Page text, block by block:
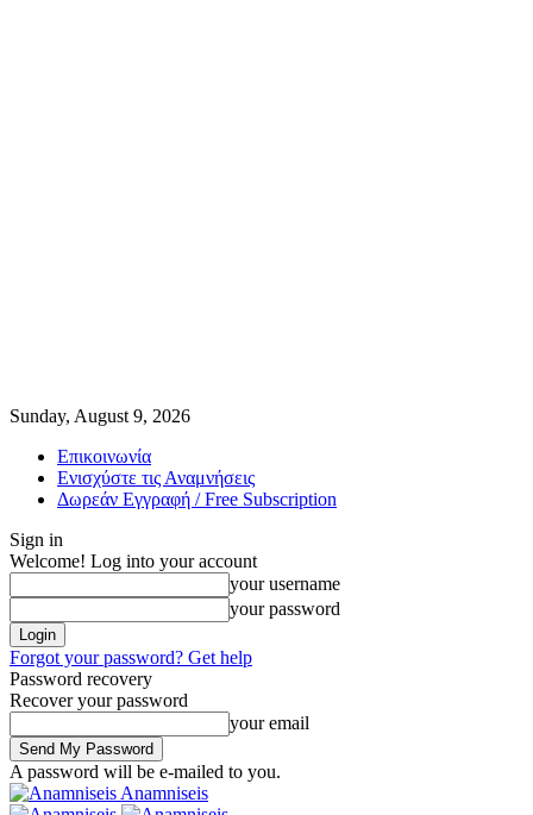
Sunday, August 9, 2026
Επικοινωνία
Ενισχύστε τις Αναμνήσεις
Δωρεάν Εγγραφή / Free Subscription
Sign in
Welcome! Log into your account
your username
your password
Forgot your password? Get help
Password recovery
Recover your password
your email
A password will be e-mailed to you.
Anamniseis